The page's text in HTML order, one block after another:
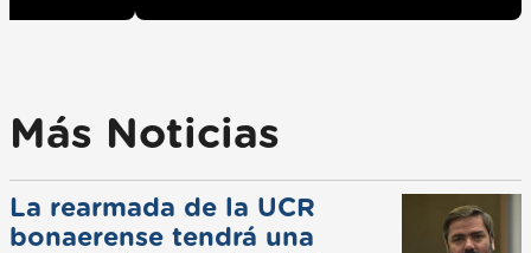
Más Noticias
La rearmada de la UCR
bonaerense tendrá una